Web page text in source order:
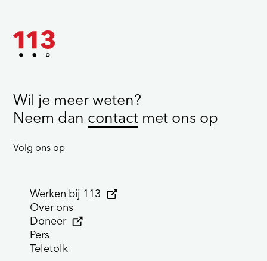
Wil je meer weten?
Neem dan contact met ons op
Volg ons op
Werken bij 113
Over ons
Doneer
Pers
Teletolk